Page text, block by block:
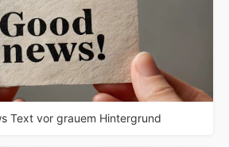
Text vor grauem Hintergrund